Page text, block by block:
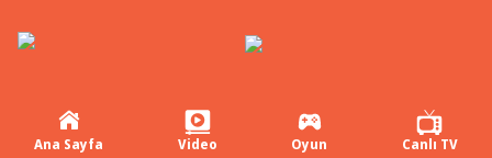
Ana Sayfa Video Oyun Canlı TV